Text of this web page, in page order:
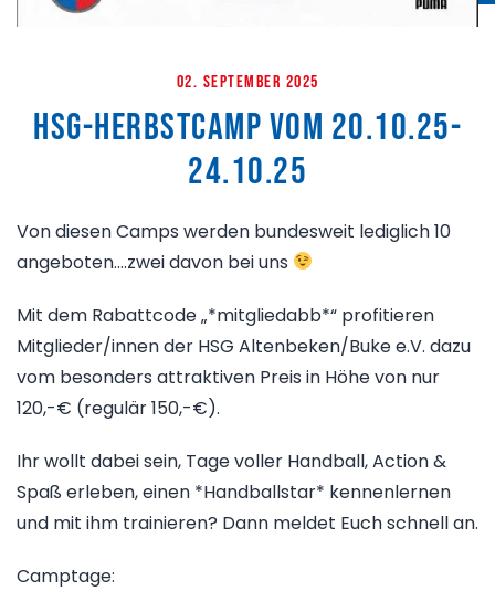
02. September 2025
HSG-Herbstcamp vom 20.10.25-
24.10.25
Von diesen Camps werden bundesweit lediglich 10
angeboten….zwei davon bei uns
Mit dem Rabattcode „*mitgliedabb*“ profitieren
Mitglieder/innen der HSG Altenbeken/Buke e.V. dazu
vom besonders attraktiven Preis in Höhe von nur
120,-€ (regulär 150,-€).
Ihr wollt dabei sein, Tage voller Handball, Action &
Spaß erleben, einen *Handballstar* kennenlernen
und mit ihm trainieren? Dann meldet Euch schnell an.
Camptage: